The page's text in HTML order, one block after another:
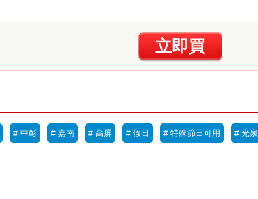
立即買
# 中彰 # 嘉南 # 高屏 # 假日 # 特殊節日可用 # 光泉